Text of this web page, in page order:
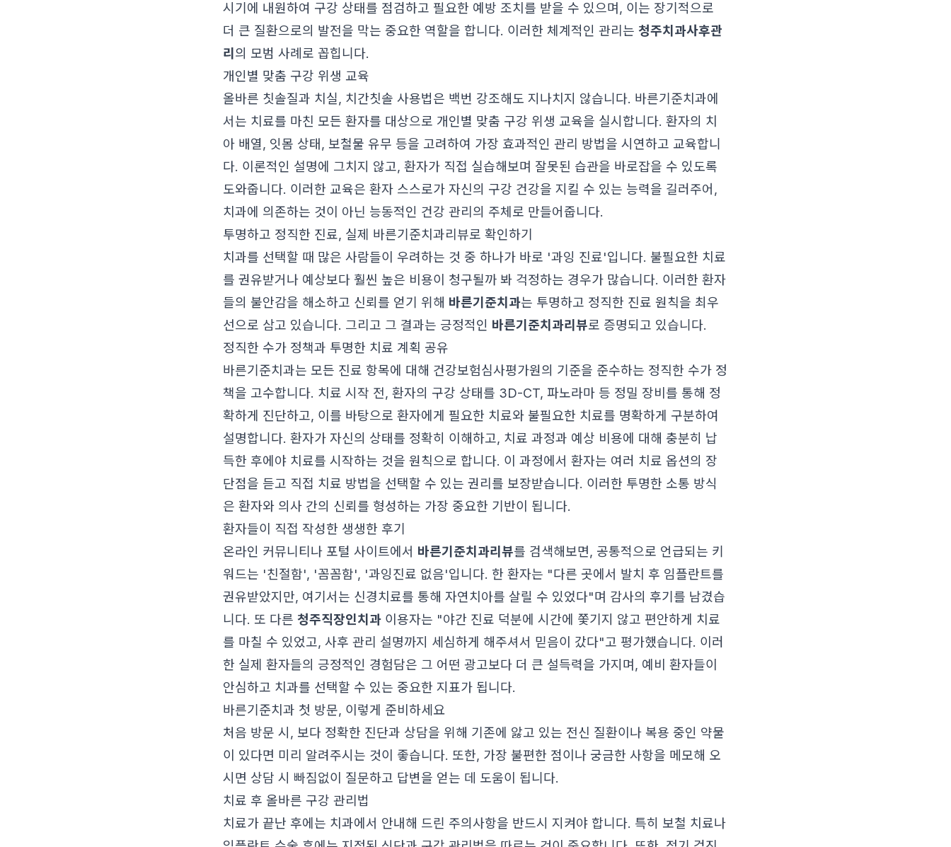
시기에 내원하여 구강 상태를 점검하고 필요한 예방 조치를 받을 수 있으며, 이는 장기적으로
더 큰 질환으로의 발전을 막는 중요한 역할을 합니다. 이러한 체계적인 관리는 청주치과사후관
리 의 모범 사례로 꼽힙니다.
개인별 맞춤 구강 위생 교육
올바른 칫솔질과 치실, 치간칫솔 사용법은 백번 강조해도 지나치지 않습니다. 바른기준치과에
서는 치료를 마친 모든 환자를 대상으로 개인별 맞춤 구강 위생 교육을 실시합니다. 환자의 치
아 배열, 잇몸 상태, 보철물 유무 등을 고려하여 가장 효과적인 관리 방법을 시연하고 교육합니
다. 이론적인 설명에 그치지 않고, 환자가 직접 실습해보며 잘못된 습관을 바로잡을 수 있도록
도와줍니다. 이러한 교육은 환자 스스로가 자신의 구강 건강을 지킬 수 있는 능력을 길러주어,
치과에 의존하는 것이 아닌 능동적인 건강 관리의 주체로 만들어줍니다.
투명하고 정직한 진료, 실제 바른기준치과리뷰로 확인하기
치과를 선택할 때 많은 사람들이 우려하는 것 중 하나가 바로 '과잉 진료'입니다. 불필요한 치료
를 권유받거나 예상보다 훨씬 높은 비용이 청구될까 봐 걱정하는 경우가 많습니다. 이러한 환자
들의 불안감을 해소하고 신뢰를 얻기 위해 바른기준치과는 투명하고 정직한 진료 원칙을 최우
선으로 삼고 있습니다. 그리고 그 결과는 긍정적인 바른기준치과리뷰로 증명되고 있습니다.
정직한 수가 정책과 투명한 치료 계획 공유
바른기준치과는 모든 진료 항목에 대해 건강보험심사평가원의 기준을 준수하는 정직한 수가 정
책을 고수합니다. 치료 시작 전, 환자의 구강 상태를 3D-CT, 파노라마 등 정밀 장비를 통해 정
확하게 진단하고, 이를 바탕으로 환자에게 필요한 치료와 불필요한 치료를 명확하게 구분하여
설명합니다. 환자가 자신의 상태를 정확히 이해하고, 치료 과정과 예상 비용에 대해 충분히 납
득한 후에야 치료를 시작하는 것을 원칙으로 합니다. 이 과정에서 환자는 여러 치료 옵션의 장
단점을 듣고 직접 치료 방법을 선택할 수 있는 권리를 보장받습니다. 이러한 투명한 소통 방식
은 환자와 의사 간의 신뢰를 형성하는 가장 중요한 기반이 됩니다.
환자들이 직접 작성한 생생한 후기
온라인 커뮤니티나 포털 사이트에서 바른기준치과리뷰를 검색해보면, 공통적으로 언급되는 키
워드는 '친절함', '꼼꼼함', '과잉진료 없음'입니다. 한 환자는 "다른 곳에서 발치 후 임플란트를
권유받았지만, 여기서는 신경치료를 통해 자연치아를 살릴 수 있었다"며 감사의 후기를 남겼습
니다. 또 다른 청주직장인치과이용자는 "야간 진료 덕분에 시간에 쫓기지 않고 편안하게 치료
를 마칠 수 있었고, 사후 관리 설명까지 세심하게 해주셔서 믿음이 갔다"고 평가했습니다. 이러
한 실제 환자들의 긍정적인 경험담은 그 어떤 광고보다 더 큰 설득력을 가지며, 예비 환자들이
안심하고 치과를 선택할 수 있는 중요한 지표가 됩니다.
바른기준치과 첫 방문, 이렇게 준비하세요
처음 방문 시, 보다 정확한 진단과 상담을 위해 기존에 앓고 있는 전신 질환이나 복용 중인 약물
이 있다면 미리 알려주시는 것이 좋습니다. 또한, 가장 불편한 점이나 궁금한 사항을 메모해 오
시면 상담 시 빠짐없이 질문하고 답변을 얻는 데 도움이 됩니다.
치료 후 올바른 구강 관리법
치료가 끝난 후에는 치과에서 안내해 드린 주의사항을 반드시 지켜야 합니다. 특히 보철 치료나